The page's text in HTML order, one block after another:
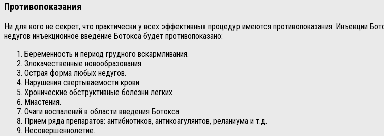
Противопоказания
Ни для кого не секрет, что практически у всех эффективных процедур имеются противопоказания. Инъекции
недугов инъекционное введение Ботокса будет противопоказано:
Беременность и период грудного вскармливания.
Злокачественные новообразования.
Острая форма любых недугов.
Нарушения свертываемости крови.
Хронические обструктивные болезни легких.
Миастения.
Очаги воспалений в области введения Ботокса.
Прием ряда препаратов: антибиотиков, антикоагулянтов, реланиума и т.д.
Несовершеннолетие.